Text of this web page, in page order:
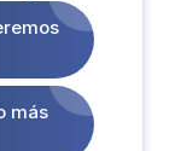
más